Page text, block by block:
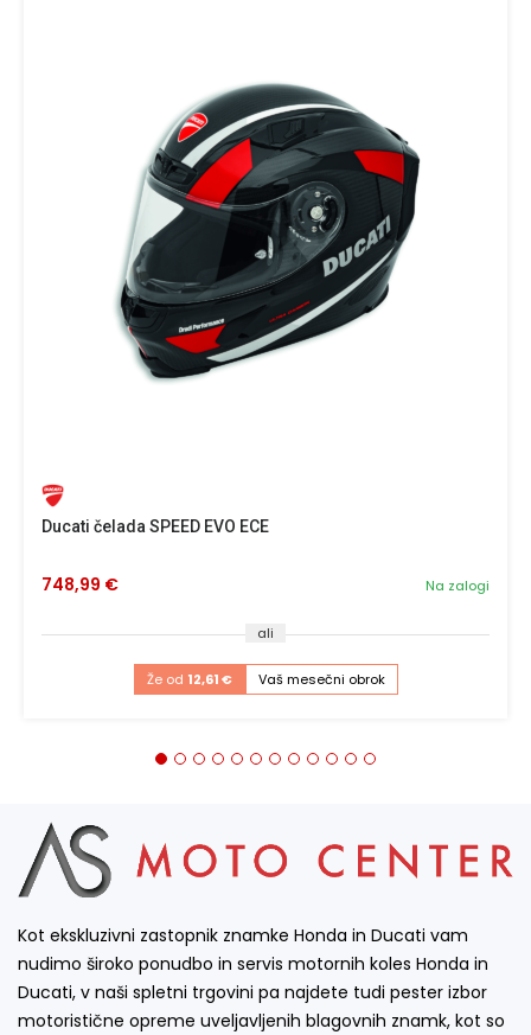
Ducati čelada SPEED EVO ECE
Na zalogi
748,99 €
ali
Že od 12,61 € Vaš mesečni obrok
Kot ekskluzivni zastopnik znamke Honda in Ducati vam
nudimo široko ponudbo in servis motornih koles Honda in
Ducati, v naši spletni trgovini pa najdete tudi pester izbor
motoristične opreme uveljavljenih blagovnih znamk, kot so